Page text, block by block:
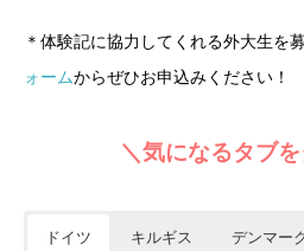
＊体験記に協力してくれる外大生を
ォームからぜひお申込みください！
＼気になるタブ
ドイツ キルギス デンマー